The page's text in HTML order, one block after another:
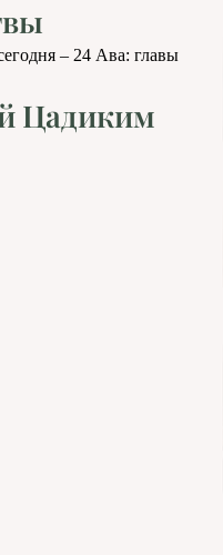
– 24 Ава: главы
Цадиким